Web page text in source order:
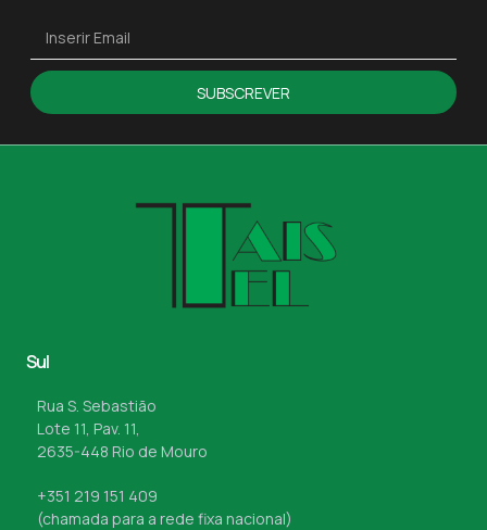
SUBSCREVER
Sul
Rua S. Sebastião
Lote 11, Pav. 11,
2635-448 Rio de Mouro
+351 219 151 409
(chamada para a rede fixa nacional)